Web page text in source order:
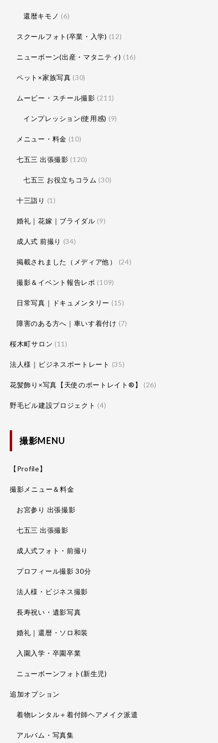
還暦キモノ (6)
スクールフォト(卒業・入学) (12)
ニューボーン(出産・マタニティ) (16)
ペット×家族写真 (30)
ムービー・スチール撮影 (211)
インプレッション(使用感) (9)
メニュー・料金 (10)
七五三 出張撮影 (120)
七五三 お役立ちコラム (30)
十三詣り (1)
婚礼｜花嫁｜ブライダル (9)
成人式 前撮り (34)
掲載されました（メディア他） (24)
撮影＆イベント報告レポ (109)
日常写真｜ドキュメンタリー (15)
障害のある方へ｜車いす着付け (7)
桜木町サロン (11)
法人様｜ビジネスポートレート (35)
花髪飾り×写真【天使のポートレイト®】 (26)
野毛ビル建設プロジェクト (4)
撮影MENU
【Profile】
撮影メニュー＆料金
お宮参り 出張撮影
七五三 出張撮影
成人式フォト・前撮り
プロフィール撮影 30分
法人様・ビジネス撮影
長寿祝い・遺影写真
婚礼｜還暦・ソロ和装
入園入学・卒園卒業
ニューボーンフォト(新生児)
追加オプション
着物レンタル＋着付師ヘアメイク派遣
アルバム・写真集